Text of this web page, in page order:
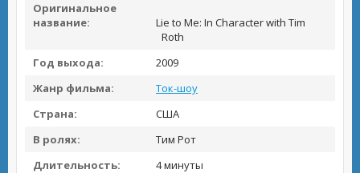
Оригинальное
название:
Lie to Me: In Character with Tim
Roth
Год выхода:
2009
Жанр фильма:
Ток-шоу
Страна:
США
В ролях:
Тим Рот
Длительность:
4 минуты